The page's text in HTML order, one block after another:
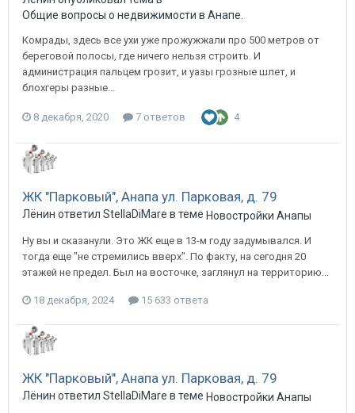
Общие вопросы о недвижимости в Анапе.
Комрады, здесь все ухи уже прожужжали про 500 метров от
береговой полосы, где ничего нельзя строить. И
администрация пальцем грозит, и уазы грозные шлет, и
блохгеры разные...
8 декабря, 2020 7 ответов 4
ЖК "Парковый", Анапа ул. Парковая, д. 79
Лёнин ответил StellaDiMare в теме Новостройки Анапы
Ну вы и сказанули. Это ЖК еще в 13-м году задумывался. И
тогда еще "не стремились вверх". По факту, на сегодня 20
этажей не предел. Был на восточке, заглянул на территорию...
18 декабря, 2024 15 633 ответа
ЖК "Парковый", Анапа ул. Парковая, д. 79
Лёнин ответил StellaDiMare в теме Новостройки Анапы